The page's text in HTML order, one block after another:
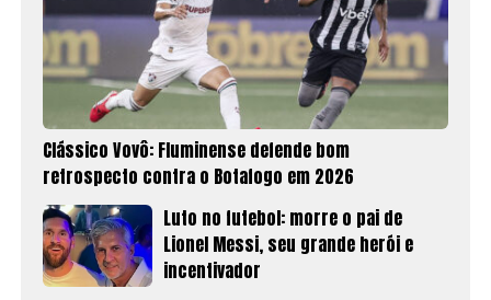
Clássico Vovô: Fluminense defende bom
retrospecto contra o Botafogo em 2026
Luto no futebol: morre o pai de
Lionel Messi, seu grande herói e
incentivador